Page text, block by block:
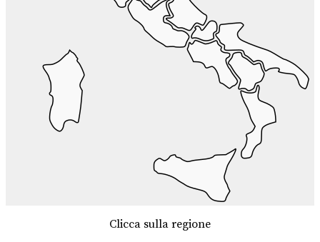
Clicca sulla regione